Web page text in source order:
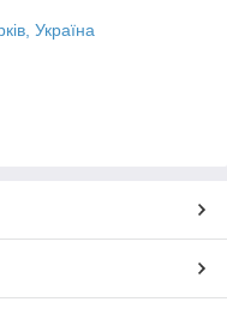
Україна